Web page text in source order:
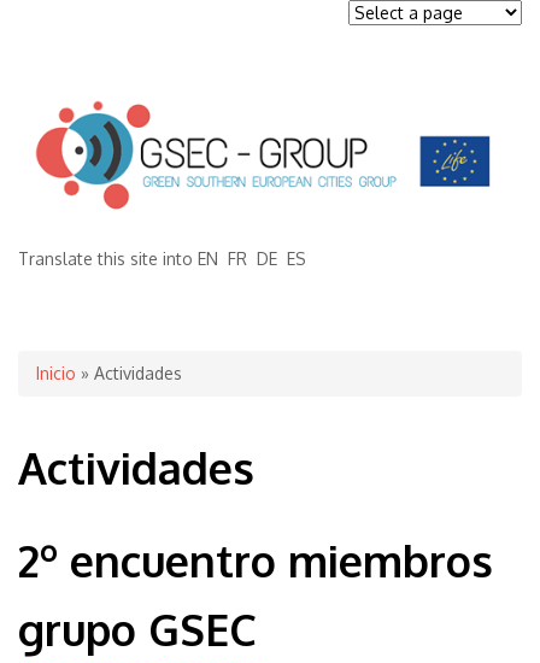
Translate this site into EN FR DE ES
Se encuentra usted aquí
Inicio » Actividades
Actividades
2º encuentro miembros
grupo GSEC